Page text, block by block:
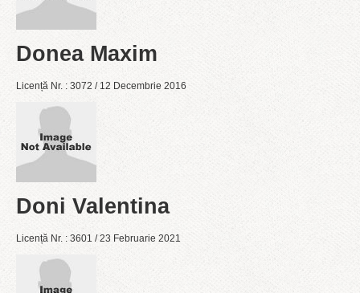
Donea Maxim
Licență Nr. : 3072 / 12 Decembrie 2016
Doni Valentina
Licență Nr. : 3601 / 23 Februarie 2021